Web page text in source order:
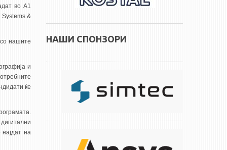
во А1
&
нашите
и
ќе
на
НАШИ СПОНЗОРИ